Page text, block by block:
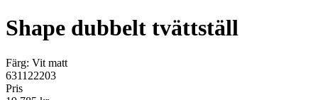
Shape dubbelt tvättställ
Färg: Vit matt
631122203
Pris